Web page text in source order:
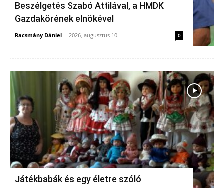
Beszélgetés Szabó Attilával, a HMDK
Gazdakörének elnökével
Racsmány Dániel - 2026, augusztus 10. 0
Játékbabák és egy életre szóló